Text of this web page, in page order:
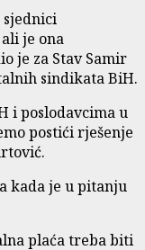
sjednici
je ona
je za Stav Samir
sindikata BiH.
i poslodavcima u
postići rješenje
kada je u pitanju
plaća treba biti